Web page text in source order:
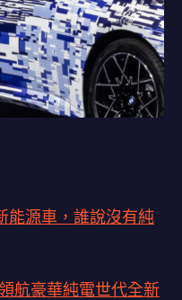
能源車，誰說沒有純
航豪華純電世代全新